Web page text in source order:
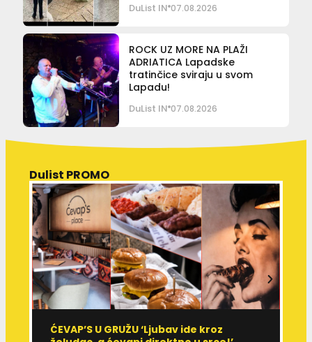
DuList IN 07.08.2026
ROCK UZ MORE NA PLAŽI
ADRIATICA Lapadske
tratinčice sviraju u svom
Lapadu!
DuList IN 07.08.2026
Dulist PROMO
ĆEVAP’S U GRUŽU ‘Ljubav ide kroz